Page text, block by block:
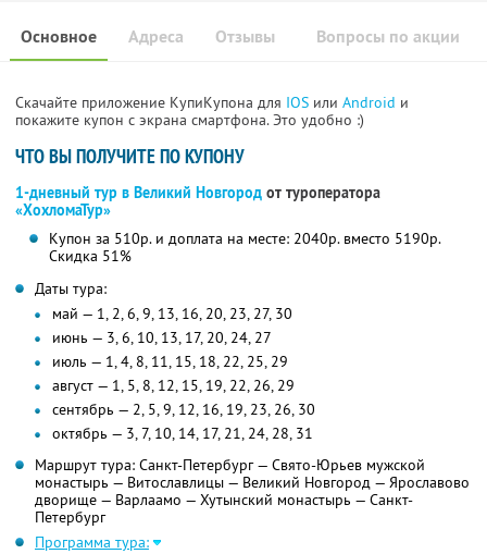
Основное Отзывы Вопросы по акции
Адреса
Скачайте приложение КупиКупона для IOS или Android и
покажите купон с экрана смартфона. Это удобно :)
ЧТО ВЫ ПОЛУЧИТЕ ПО КУПОНУ
1-дневный тур в Великий Новгород от туроператора
«ХохломаТур»
Купон за 510р. и доплата на месте: 2040р. вместо 5190р.
Скидка 51%
Даты тура:
май — 1, 2, 6, 9, 13, 16, 20, 23, 27, 30
июнь — 3, 6, 10, 13, 17, 20, 24, 27
июль — 1, 4, 8, 11, 15, 18, 22, 25, 29
август — 1, 5, 8, 12, 15, 19, 22, 26, 29
сентябрь — 2, 5, 9, 12, 16, 19, 23, 26, 30
октябрь — 3, 7, 10, 14, 17, 21, 24, 28, 31
Маршрут тура: Санкт-Петербург — Свято-Юрьев мужской
монастырь — Витославлицы — Великий Новгород — Ярославово
дворище — Варлаамо — Хутынский монастырь — Санкт-
Петербург
Программа тура: